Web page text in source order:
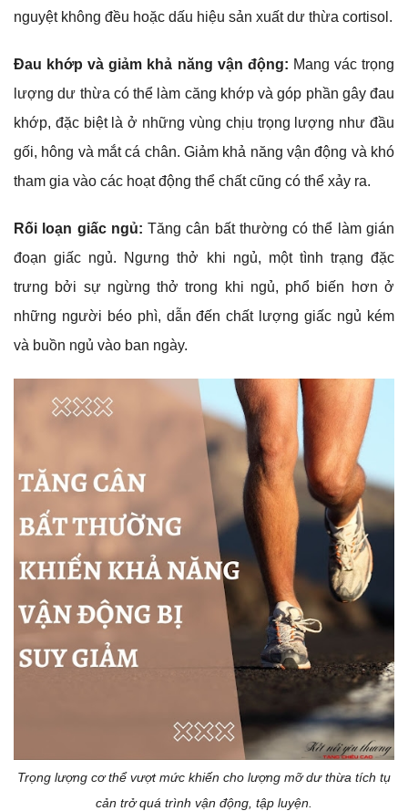
nguyệt không đều hoặc dấu hiệu sản xuất dư thừa cortisol.
Đau khớp và giảm khả năng vận động: Mang vác trọng
lượng dư thừa có thể làm căng khớp và góp phần gây đau
khớp, đặc biệt là ở những vùng chịu trọng lượng như đầu
gối, hông và mắt cá chân. Giảm khả năng vận động và khó
tham gia vào các hoạt động thể chất cũng có thể xảy ra.
Rối loạn giấc ngủ: Tăng cân bất thường có thể làm gián
đoạn giấc ngủ. Ngưng thở khi ngủ, một tình trạng đặc
trưng bởi sự ngừng thở trong khi ngủ, phổ biến hơn ở
những người béo phì, dẫn đến chất lượng giấc ngủ kém
và buồn ngủ vào ban ngày.
Trọng lượng cơ thể vượt mức khiến cho lượng mỡ dư thừa tích tụ
cản trở quá trình vận động, tập luyện.